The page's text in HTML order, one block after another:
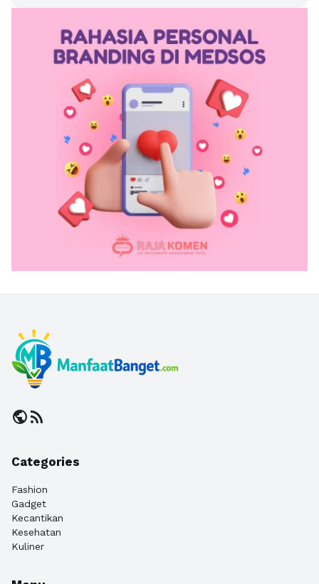
publicrss_feed
Categories
Fashion
Gadget
Kecantikan
Kesehatan
Kuliner